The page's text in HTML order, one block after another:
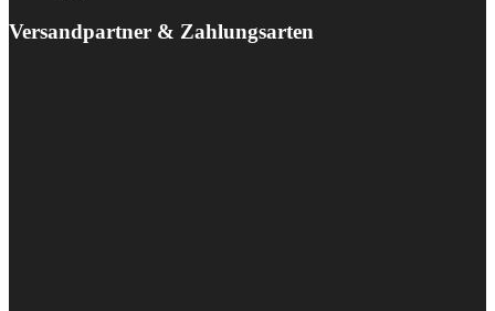
Versandpartner & Zahlungsarten